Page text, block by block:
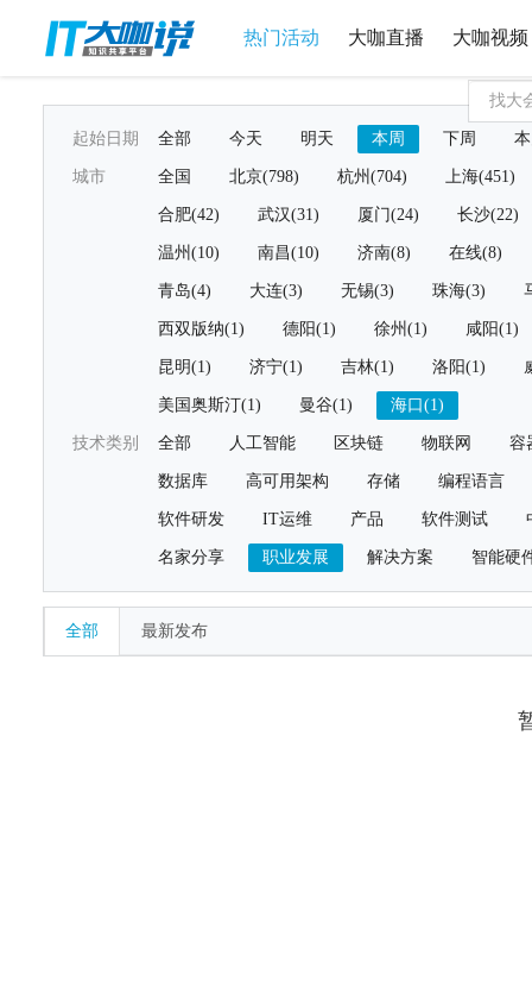
热门活动 大咖直播 大咖视频
起始日期 全部 今天 明天 本周 下周
城市 全国 北京(798) 杭州(704) 上海(451)
合肥(42) 武汉(31) 厦门(24) 长沙(22)
温州(10) 南昌(10) 济南(8) 在线(8)
青岛(4) 大连(3) 无锡(3) 珠海(3)
西双版纳(1) 德阳(1) 徐州(1) 咸阳(1)
昆明(1) 济宁(1) 吉林(1) 洛阳(1)
美国奥斯汀(1) 曼谷(1) 海口(1)
技术类别 全部 人工智能 区块链 物联网 容
数据库 高可用架构 存储 编程语言
软件研发 IT运维 产品 软件测试
名家分享 职业发展 解决方案 智能硬
全部 最新发布